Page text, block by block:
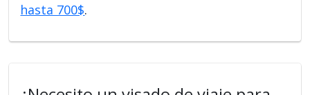
hasta 700$.